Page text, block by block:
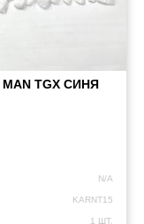
TGX СИНЯ
N/A
KARNT15
1 ШТ.